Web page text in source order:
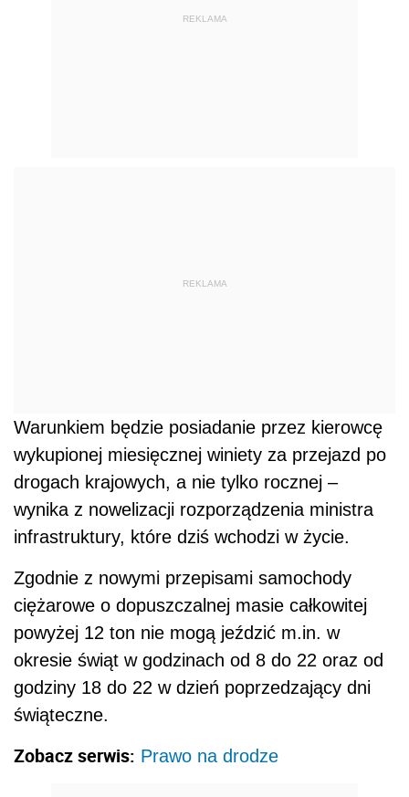
REKLAMA
REKLAMA
Warunkiem będzie posiadanie przez kierowcę
wykupionej miesięcznej winiety za przejazd po
drogach krajowych, a nie tylko rocznej –
wynika z nowelizacji rozporządzenia ministra
infrastruktury, które dziś wchodzi w życie.
Zgodnie z nowymi przepisami samochody
ciężarowe o dopuszczalnej masie całkowitej
powyżej 12 ton nie mogą jeździć m.in. w
okresie świąt w godzinach od 8 do 22 oraz od
godziny 18 do 22 w dzień poprzedzający dni
świąteczne.
Zobacz serwis: Prawo na drodze